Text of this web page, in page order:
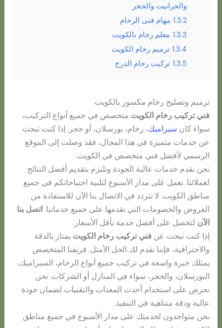
والجرانيت والحجر
1.3.2 مهام فنى الرخام
1.3.3 معلم رخام بالكويت
1.3.4 ترميم رخام الكويت
1.3.5 تركيب رخام الدرج
ترميم وتصليح رخام مكسور بالكويت
فني تركيب رخام الكويت متخصص في جميع أنواع التركيب،
سواء كان سيراميك، رخام، بورسلان، أو حجر. إذا كنت تبحث
عن خدمات متميزة في هذا المجال، فقد وصلت إلى الموقع
الرسمي لأفضل فني متخصص في الكويت.
نحن نقدم خدمات عالية الجودة ونلتزم بتقديم أفضل النتائج
لعملائنا. نعمل على مدار الأسبوع لتلبية احتياجاتكم في جميع
مناطق الكويت. لا تتردد في الاتصال بنا الآن للاستفادة من
العروض والخصومات التي نقدمها على جميع خدماتنا.اتصل بنا
الآن لتحصل على أفضل خدمة بأقل الأسعار.
إذا كنت تبحث عن فني تركيب رخام الكويت يمتاز بالدقة
والاحترافية، فإننا نقدم لك الحل الأمثل. فريقنا المتخصص
يمتلك خبرة واسعة في تركيب جميع أنواع الرخام، السيراميك،
البورسلان، والحجر، سواء في المنازل أو الشركات. نحن
نحرص على استخدام أحدث المعدات والتقنيات لضمان جودة
عالية ودقة متناهية في التنفيذ.
نحن متواجدون لخدمتك على مدار الأسبوع في جميع مناطق